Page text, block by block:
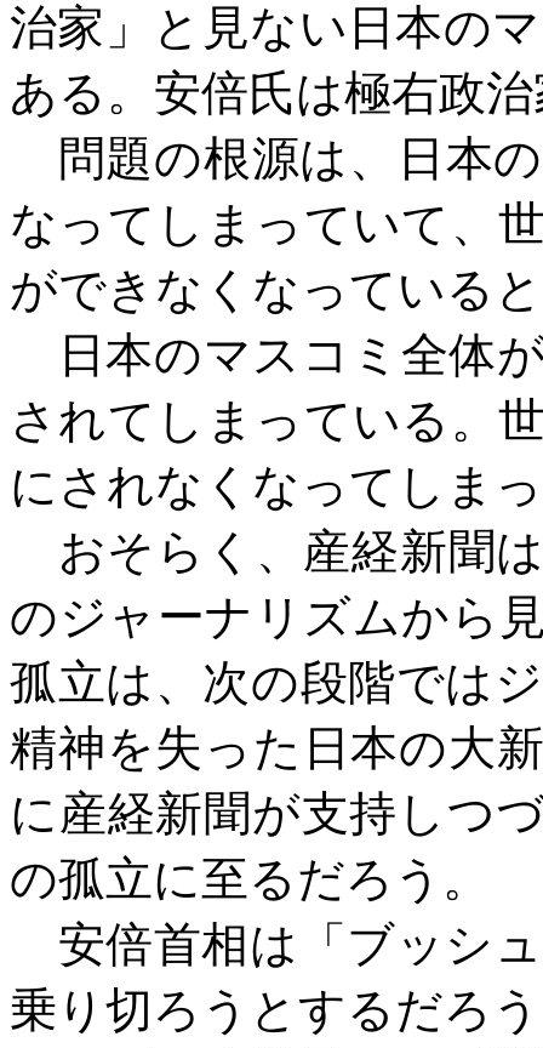
治家」と見ない日本の
ある。安倍氏は極右政
問題の根源は、日本
なってしまっていて、
ができなくなっている
日本のマスコミ全体
されてしまっている。
にされなくなってしま
おそらく、産経新聞
のジャーナリズムから
孤立は、次の段階では
精神を失った日本の大
に産経新聞が支持しつ
の孤立に至るだろう。
安倍首相は「ブッシ
乗り切ろうとするだろ